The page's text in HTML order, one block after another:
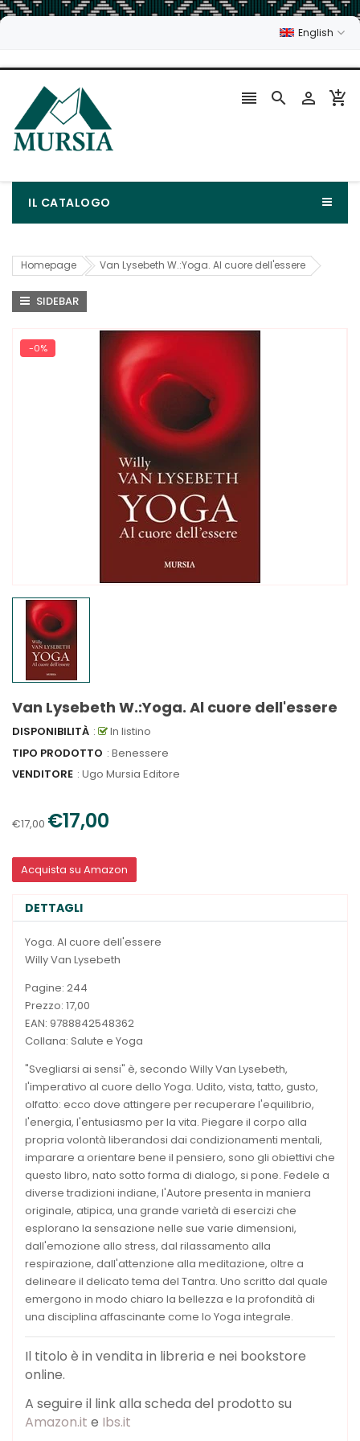
English
   
IL CATALOGO
Homepage Van Lysebeth W.:Yoga. Al cuore dell'essere
SIDEBAR
-0%
Van Lysebeth W.:Yoga. Al cuore dell'essere
DISPONIBILITÀ :
In listino
TIPO PRODOTTO : Benessere
VENDITORE : Ugo Mursia Editore
€17,00 €17,00
Acquista su Amazon
DETTAGLI
Yoga. Al cuore dell'essere
Willy Van Lysebeth
Pagine: 244
Prezzo: 17,00
EAN: 9788842548362
Collana: Salute e Yoga
"Svegliarsi ai sensi" è, secondo Willy Van Lysebeth,
l'imperativo al cuore dello Yoga. Udito, vista, tatto, gusto,
olfatto: ecco dove attingere per recuperare l'equilibrio,
l'energia, l'entusiasmo per la vita. Piegare il corpo alla
propria volontà liberandosi dai condizionamenti mentali,
imparare a orientare bene il pensiero, sono gli obiettivi che
questo libro, nato sotto forma di dialogo, si pone. Fedele a
diverse tradizioni indiane, l'Autore presenta in maniera
originale, atipica, una grande varietà di esercizi che
esplorano la sensazione nelle sue varie dimensioni,
dall'emozione allo stress, dal rilassamento alla
respirazione, dall'attenzione alla meditazione, oltre a
delineare il delicato tema del Tantra. Uno scritto dal quale
emergono in modo chiaro la bellezza e la profondità di
una disciplina affascinante come lo Yoga integrale.
Il titolo è in vendita in libreria e nei bookstore
online.
A seguire il link alla scheda del prodotto su
Amazon.it e Ibs.it